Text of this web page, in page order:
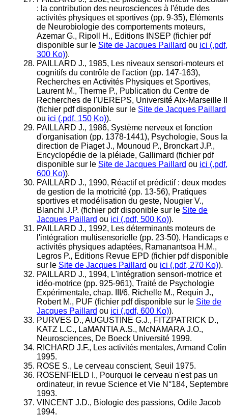
: la contribution des neurosciences à l'étude des
activités physiques et sportives (pp. 9-35), Eléments
de Neurobiologie des comportements moteurs,
Azemar G., Ripoll H., Editions INSEP (fichier pdf
disponible sur le Site de Jacques Paillard ou ici (.pdf,
300 Ko)).
PAILLARD J., 1985, Les niveaux sensori-moteurs et
cognitifs du contrôle de l'action (pp. 147-163),
Recherches en Activités Physiques et Sportives,
Laurent M., Therme P., Publication du Centre de
Recherches de l'UEREPS, Université Aix-Marseille II
(fichier pdf disponible sur le Site de Jacques Paillard
ou ici (.pdf, 150 Ko)).
PAILLARD J., 1986, Système nerveux et fonction
d'organisation (pp. 1378-1441), Psychologie, Sous la
direction de Piaget J., Mounoud P., Bronckart J.P.,
Encyclopédie de la pléiade, Gallimard (fichier pdf
disponible sur le Site de Jacques Paillard ou ici (.pdf,
600 Ko)).
PAILLARD J., 1990, Réactif et prédictif : deux modes
de gestion de la motricité (pp. 13-56), Pratiques
sportives et modélisation du geste, Nougier V.,
Blanchi J.P. (fichier pdf disponible sur le Site de
Jacques Paillard ou ici (.pdf, 500 Ko)).
PAILLARD J., 1992, Les déterminants moteurs de
l'intégration multisensorielle (pp. 23-50), Handicaps
activités physiques adaptées, Ramanantsoa H.M.,
Legros P., Editions Revue EPD (fichier pdf disponible
sur le Site de Jacques Paillard ou ici (.pdf, 270 Ko)).
PAILLARD J., 1994, L'intégration sensori-motrice et
idéo-motrice (pp. 925-961), Traité de Psychologie
Expérimentale, chap. III/6, Richelle M., Requin J.,
Robert M., PUF (fichier pdf disponible sur le Site de
Jacques Paillard ou ici (.pdf, 600 Ko)).
PURVES D., AUGUSTINE G.J., FITZPATRICK D.,
KATZ L.C., LaMANTIA A.S., McNAMARA J.O.,
Neurosciences, De Boeck Université 1999.
RICHARD J.F., Les activités mentales, Armand Colin
1995.
ROSE S., Le cerveau conscient, Seuil 1975.
ROSENFIELD I., Pourquoi le cerveau n'est pas un
ordinateur, in revue Science et Vie N°184,
1993.
VINCENT J.D., Biologie des passions, Odile Jacob
1994.